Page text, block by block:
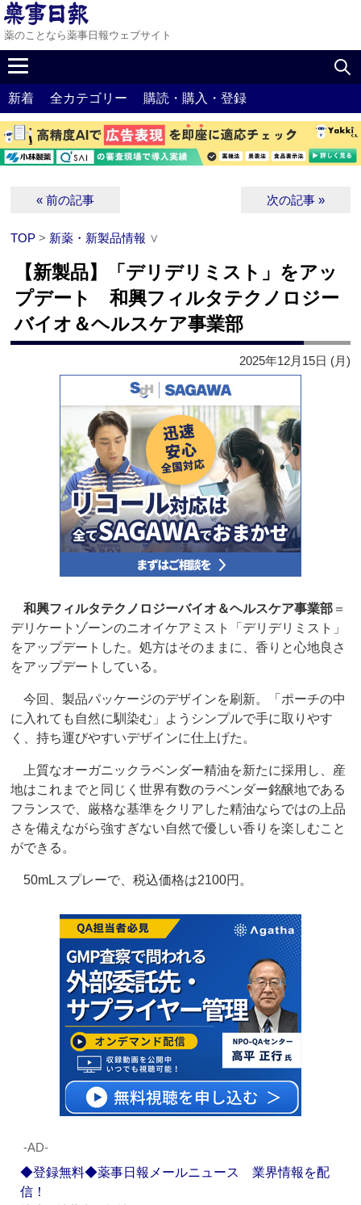
薬のことなら薬事日報ウェブサイト
新着 全カテゴリー 購読・購入・登録
« 前の記事 次の記事 »
TOP > 新薬・新製品情報 ∨
【新製品】「デリデリミスト」をアッ
プデート 和興フィルタテクノロジー
バイオ＆ヘルスケア事業部
2025年12月15日 (月)
和興フィルタテクノロジーバイオ＆ヘルスケア事業部 ＝
デリケートゾーンのニオイケアミスト「デリデリミスト」
をアップデートした。処方はそのままに、香りと心地良さ
をアップデートしている。
今回、製品パッケージのデザインを刷新。「ポーチの中
に入れても自然に馴染む」ようシンプルで手に取りやす
く、持ち運びやすいデザインに仕上げた。
上質なオーガニックラベンダー精油を新たに採用し、産
地はこれまでと同じく世界有数のラベンダー銘醸地である
フランスで、厳格な基準をクリアした精油ならではの上品
さを備えながら強すぎない自然で優しい香りを楽しむこと
ができる。
50mLスプレーで、税込価格は2100円。
‐AD‐
◆登録無料◆薬事日報メールニュース 業界情報を配
信！